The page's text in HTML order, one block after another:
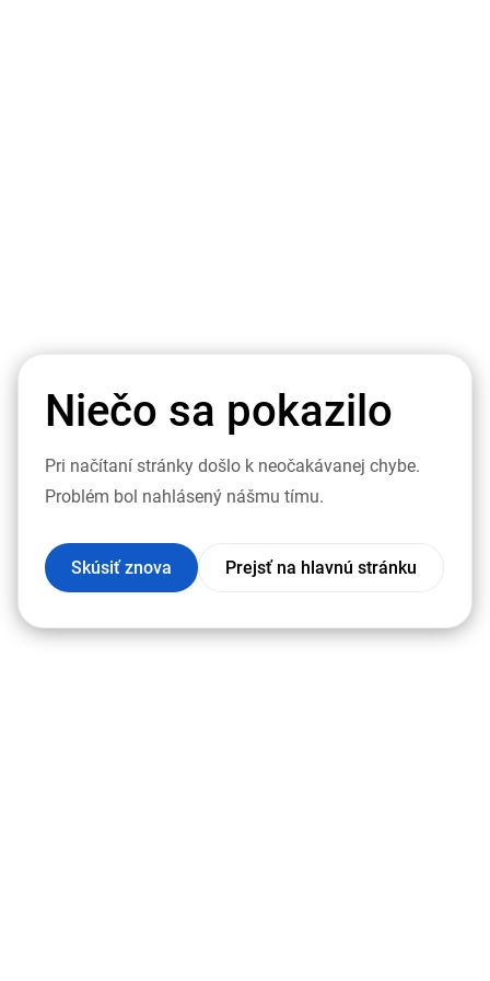
Niečo sa pokazilo
Pri načítaní stránky došlo k neočakávanej chybe.
Problém bol nahlásený nášmu tímu.
Skúsiť znova Prejsť na hlavnú stránku